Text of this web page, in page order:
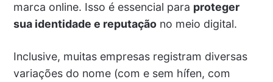
marca online. Isso é essencial para proteger
sua identidade e reputaçãono meio digital.
Inclusive, muitas empresas registram diversas
variações do nome (com e sem hífen, com